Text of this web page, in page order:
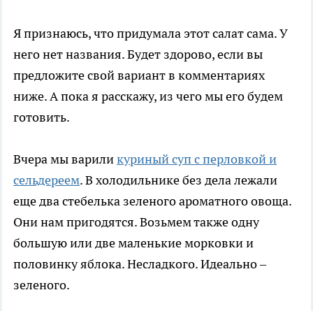
Я признаюсь, что придумала этот салат сама. У
него нет названия. Будет здорово, если вы
предложите свой вариант в комментариях
ниже. А пока я расскажу, из чего мы его будем
готовить.
Вчера мы вариликуриный суп с перловкой и
сельдереем. В холодильнике без дела лежали
еще два стебелька зеленого ароматного овоща.
Они нам пригодятся. Возьмем также одну
большую или две маленькие морковки и
половинку яблока. Несладкого. Идеально –
зеленого.